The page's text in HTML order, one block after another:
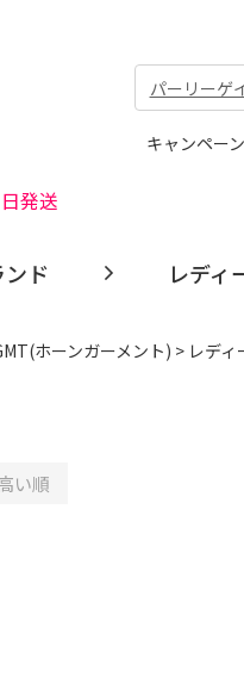
パーリーゲ
キャンペーン
発送
ンド レディ
ホーンガーメント) > レディ
い順